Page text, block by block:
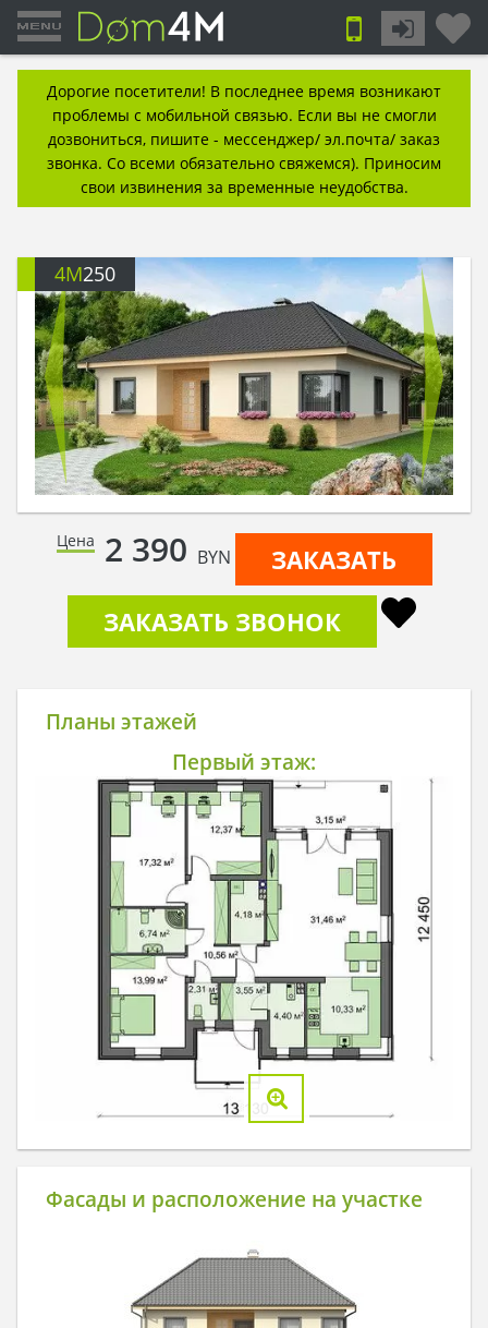
Дорогие посетители! В последнее время возникают
проблемы с мобильной связью. Если вы не смогли
дозвониться, пишите - мессенджер/ эл.почта/ заказ
звонка. Со всеми обязательно свяжемся). Приносим
свои извинения за временные неудобства.
4M250
Цена 2 390 BYN
ЗАКАЗАТЬ
ЗАКАЗАТЬ ЗВОНОК
Планы этажей
Первый этаж:
Фасады и расположение на участке